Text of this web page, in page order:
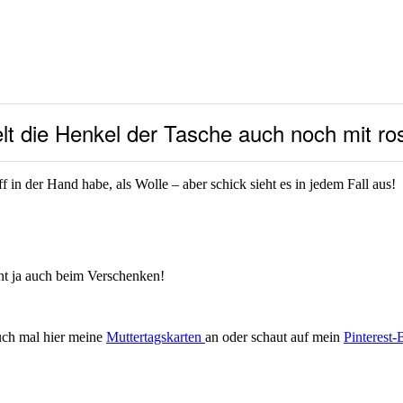
die Henkel der Tasche auch noch mit
der Hand habe, als Wolle – aber schick sieht es in jedem Fall aus!
ja auch beim Verschenken!
mal hier meine Muttertagskarten an oder schaut auf mein Pinterest-